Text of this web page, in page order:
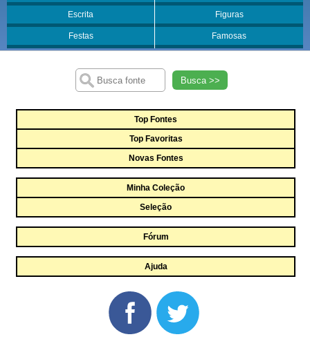
Escrita Figuras
Festas Famosas
Busca >>
Top Fontes
Top Favoritas
Novas Fontes
Minha Coleção
Seleção
Fórum
Ajuda